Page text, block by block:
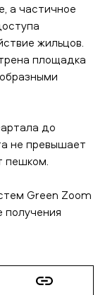
а частичное
жильцов.
площадка
до
не превышает
пешком.
Green Zoom
получения